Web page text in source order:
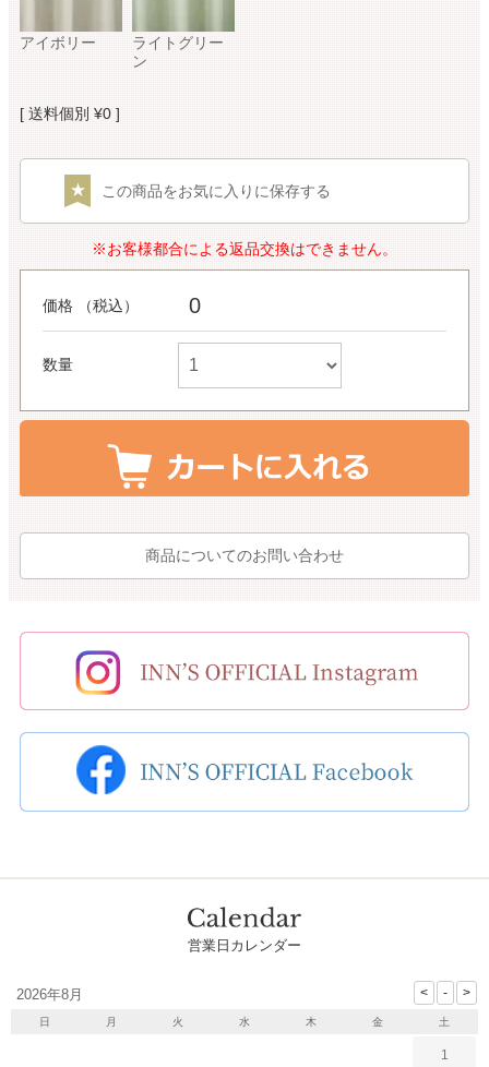
アイボリー
ライトグリー
ン
送料個別 ¥0
この商品をお気に入りに保存する
※お客様都合による返品交換はできません。
価格 （税込） 0
数量
商品についてのお問い合わせ
営業日カレンダー
2026年8月
日 月 火 水 木 金 土
1